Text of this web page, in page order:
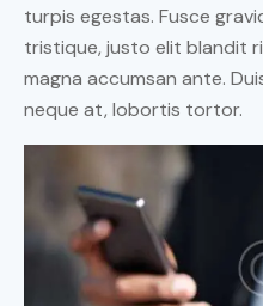
turpis egestas. Fusce
tristique, justo elit blandit
magna accumsan ante.
neque at, lobortis tortor.